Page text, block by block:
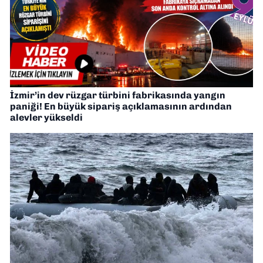
İzmir’in dev rüzgar türbini fabrikasında yangın
paniği! En büyük sipariş açıklamasının ardından
alevler yükseldi